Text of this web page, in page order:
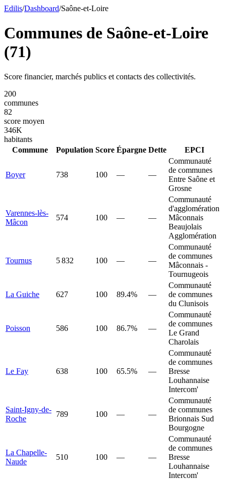
Edilis/Dashboard/Saône-et-Loire
Communes de Saône-et-Loire
(71)
Score financier, marchés publics et contacts des collectivités.
200
communes
82
score moyen
346K
habitants
Commune
Population Score Épargne Dette EPCI
Boyer 738 100 — —
Communauté
de communes
Entre Saône et
Grosne
Varennes-lès-
Mâcon
574 100 — —
Communauté
d'agglomération
Mâconnais
Beaujolais
Agglomération
Tournus 5 832 100 — —
Communauté
de communes
Mâconnais -
Tournugeois
La Guiche 627 100 89.4% —
Communauté
de communes
du Clunisois
Poisson 586 100 86.7% —
Communauté
de communes
Le Grand
Charolais
Le Fay 638 100 65.5% —
Communauté
de communes
Bresse
Louhannaise
Intercom'
Saint-Igny-de-
Roche
789 100 — —
Communauté
de communes
Brionnais Sud
Bourgogne
La Chapelle-
Naude
510 100 — —
Communauté
de communes
Bresse
Louhannaise
Intercom'